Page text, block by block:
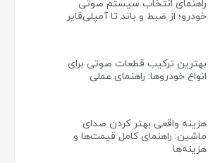
راهنمای انتخاب سیستم صوتی
خودرو؛ از ضبط و باند تا آمپلی‌فایر
بهترین ترکیب قطعات صوتی برای
انواع خودروها: راهنمای عملی
هزینه واقعی بهتر کردن صدای
ماشین: راهنمای کامل قیمت‌ها و
هزینه‌ها